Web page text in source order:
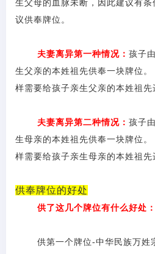
生父母的血脉未断，因此建议有
议供奉牌位。
夫妻离异第一种情况： 孩子
生父亲的本姓祖先供奉一块牌位。
样需要给孩子亲生父亲的本姓祖先
夫妻离异第二种情况： 孩子
生母亲的本姓祖先供奉一块牌位。
样需要给孩子亲生母亲的本姓祖先
供奉牌位的好处
供了这几个牌位有什么好处：
供第一个牌位-中华民族万姓